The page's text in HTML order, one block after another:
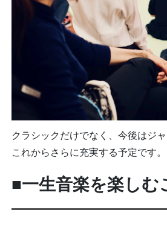
クラシックだけでなく、今後はジ
これからさらに充実する予定です。
■一生音楽を楽し